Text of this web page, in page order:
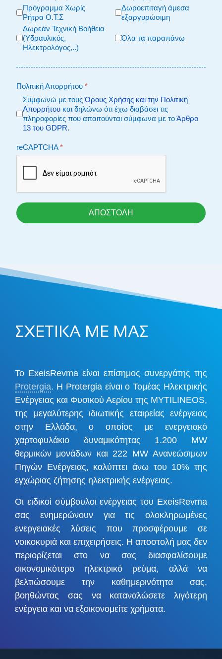
Πρόγραμμα Χωρίς
Ρήτρα Ο.Τ.Σ
Δωροεπιταγή άμεσα
εξαργυρώσιμη
Δωρεάν Τεχνική Βοήθεια
(Υδραυλικός,
Ηλεκτρολόγος,..)
Όλα τα παραπάνω
Πολιτική Απορρήτου *
Συμφωνώ με τουςΌρους Χρήσης και την Πολιτική
Απορρήτου και δηλώνω ότι έχω διαβάσει τις
πληροφορίες που απαιτούνται σύμφωνα με τοΆρθρο
13 του GDPR.
reCAPTCHA*
ΑΠΟΣΤΟΛΗ
ΣΧΕΤΙΚΑ ΜΕ ΜΑΣ
Το ExeisRevma είναι επίσημος συνεργάτης της
Protergia. Η Protergia είναι ο Τομέας Ηλεκτρικής
Ενέργειας και Φυσικού Αερίου της MYTILINEOS,
της μεγαλύτερης ιδιωτικής εταιρείας ενέργειας
στην Ελλάδα, ο οποίος με ενεργειακό
χαρτοφυλάκιο δυναμικότητας 1.200 MW
θερμικών μονάδων και 222 MW Ανανεώσιμων
Πηγών Ενέργειας, καλύπτει άνω του 10% της
εγχώριας ζήτησης ηλεκτρικής ενέργειας.
Οι ειδικοί σύμβουλοι ενέργειας του ExeisRevma
σας ενημερώνουν για τις ολοκληρωμένες
ενεργειακές λύσεις που προσφέρουμε σε
νοικοκυριά και επιχειρήσεις. Η αποστολή μας δεν
περιορίζεται στο να σας διασφαλίσουμε
οικονομικότερο ηλεκτρικό ρεύμα, αλλά να
βελτιώσουμε την καθημερινότητα σας,
βοηθώντας σας να καταναλώσετε λιγότερη
ενέργεια και να εξοικονομείτε χρήματα.